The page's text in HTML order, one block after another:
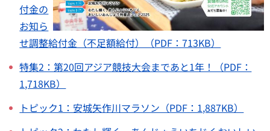
付金の
お知ら
せ調整給付金（不足額給付）（PDF：713KB）
特集2：第20回アジア競技大会まであと1年！（PDF：
1,718KB）
トピック1：安城矢作川マラソン（PDF：1,887KB）